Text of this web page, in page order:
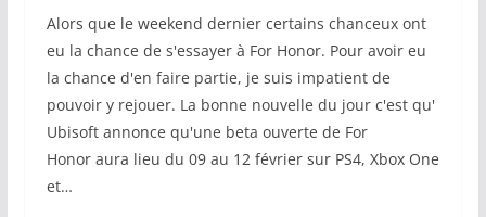
Alors que le weekend dernier certains chanceux ont
eu la chance de s'essayer à For Honor. Pour avoir eu
la chance d'en faire partie, je suis impatient de
pouvoir y rejouer. La bonne nouvelle du jour c'est qu'
Ubisoft annonce qu'une beta ouverte de For
Honor aura lieu du 09 au 12 février sur PS4, Xbox One
et…